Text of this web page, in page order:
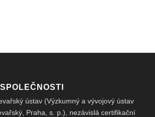
ústav (Výzkumný a vývojový ústav
Praha, s. p.), nezávislá certifikační